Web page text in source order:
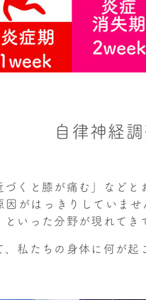
自律神経
くと膝が痛む」などと
因がはっきりしていませ
といった分野が現れてき
私たちの身体に何が起